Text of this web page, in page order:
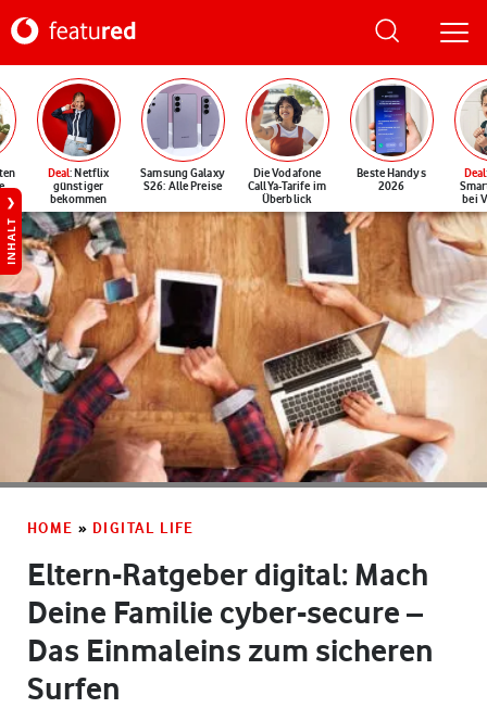
Deal: Netflix
günstiger
bekommen
Samsung Galaxy
S26: Alle Preise
Die Vodafone
CallYa-Tarife im
Überblick
Beste Handys
2026
Deal
bei
INHALT
HOME » DIGITAL LIFE
Eltern-Ratgeber digital: Mach
Deine Familie cyber-secure –
Das Einmaleins zum sicheren
Surfen